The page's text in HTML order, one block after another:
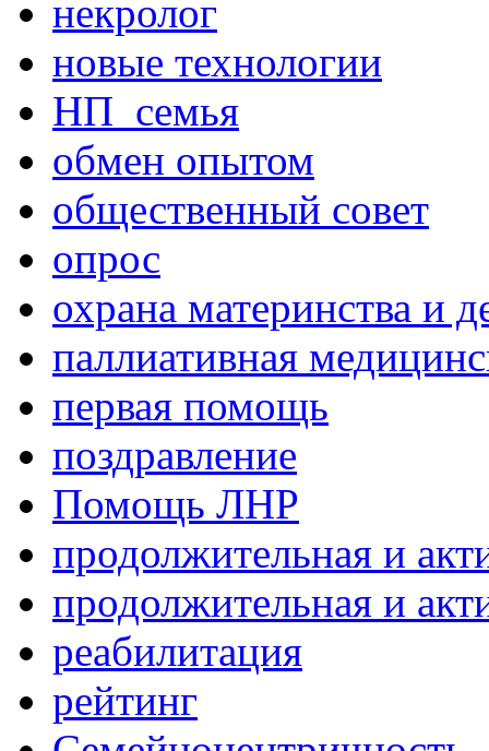
некролог
новые технологии
НП_семья
обмен опытом
общественный совет
опрос
охрана материнства и
паллиативная
первая помощь
поздравление
Помощь ЛНР
продолжительная и
продолжительная и
реабилитация
рейтинг